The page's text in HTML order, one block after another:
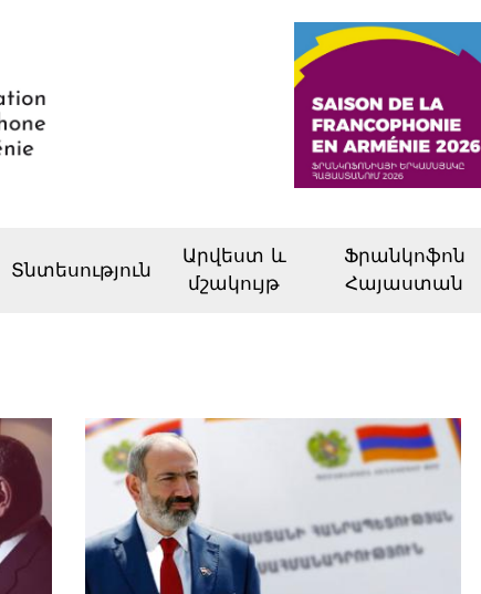
Տնտեսություն
Արվեստ և
մշակույթ
Ֆրանկոֆոն
Հայաստան